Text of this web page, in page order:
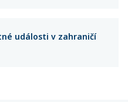
události v zahraničí